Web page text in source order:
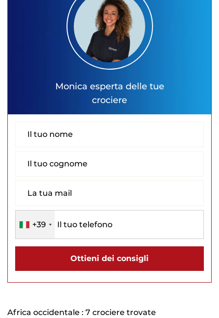
Monica esperta delle tue
crociere
+39
Ottieni dei consigli
Africa occidentale : 7 crociere trovate